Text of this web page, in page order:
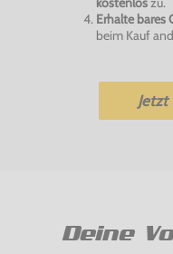
Erhalte bares
beim Kauf
Jetzt
Deine